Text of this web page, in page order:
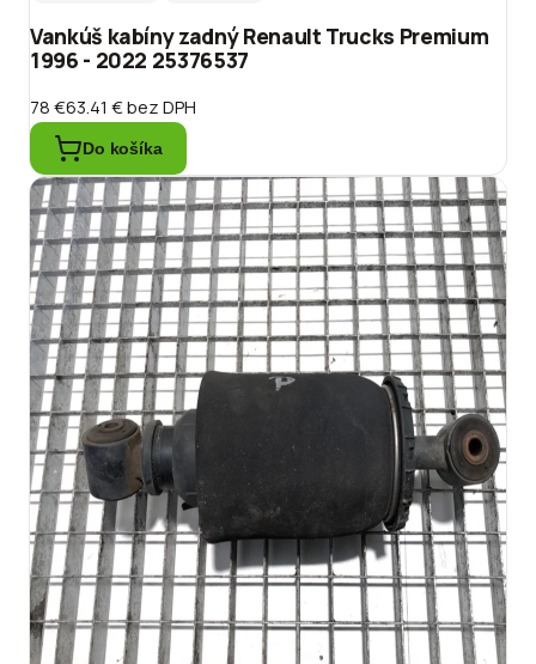
Vankúš kabíny zadný Renault Trucks Premium
1996 - 2022 25376537
78 €63.41 €bez DPH
Do košíka